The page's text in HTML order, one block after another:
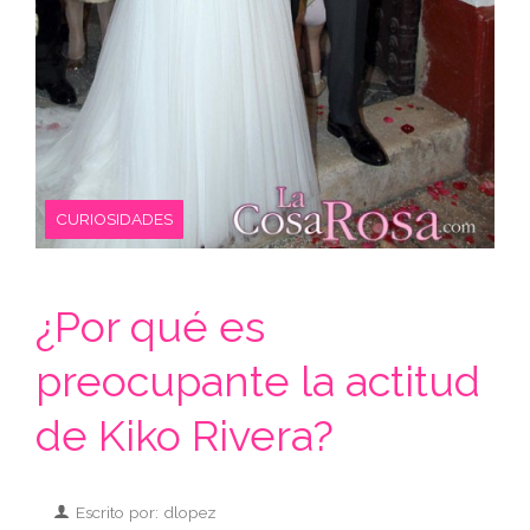
CURIOSIDADES
¿Por qué es
preocupante la actitud
de Kiko Rivera?
Escrito por: dlopez